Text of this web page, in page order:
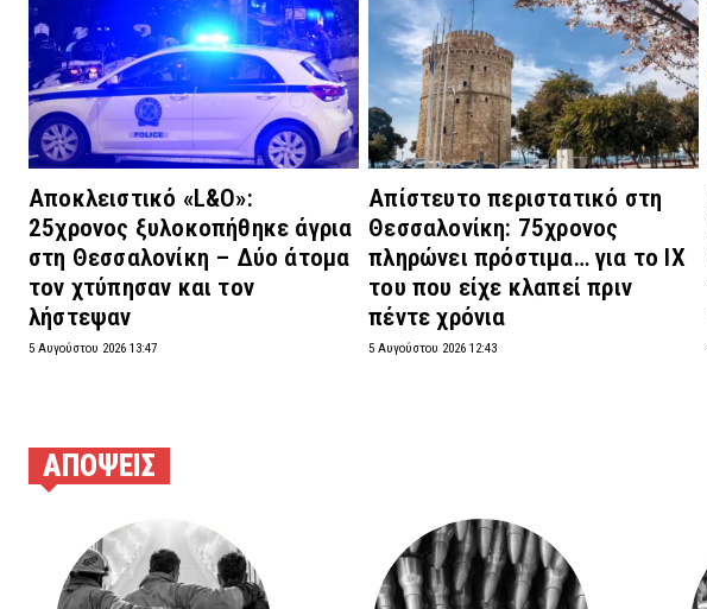
Αποκλειστικό «L&O»:
25χρονος ξυλοκοπήθηκε άγρια
στη Θεσσαλονίκη – Δύο άτομα
τον χτύπησαν και τον
λήστεψαν
5 Αυγούστου 2026 13:47
Απίστευτο περιστατικό στη
Θεσσαλονίκη: 75χρονος
πληρώνει πρόστιμα… για το ΙΧ
του που είχε κλαπεί πριν
πέντε χρόνια
5 Αυγούστου 2026 12:43
ΑΠΟΨΕΙΣ